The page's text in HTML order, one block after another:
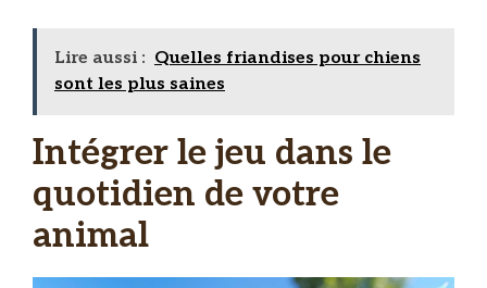
Lire aussi : Quelles friandises pour chiens
sont les plus saines
Intégrer le jeu dans le
quotidien de votre
animal